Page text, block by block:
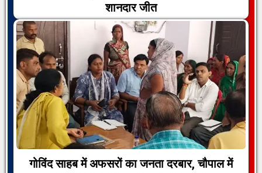
शानदार जीत
गोविंद साहब में अफसरों का जनता दरबार, चौपाल में